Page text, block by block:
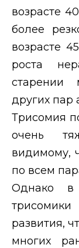
возрасте
более
возрасте
роста
старении
других пар
Трисомия
очень
видимому,
по всем
Однако в
развития,
многих